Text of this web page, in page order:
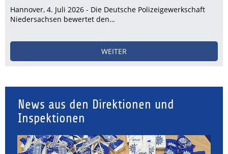
Hannover, 4. Juli 2026 - Die Deutsche Polizeigewerkschaft
Niedersachsen bewertet den…
WEITER
News aus den Direktionen und
Inspektionen